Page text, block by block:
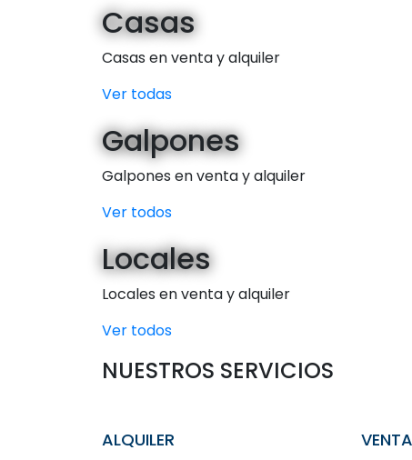
Casas
Casas en venta y alquiler
Ver todas
Galpones
Galpones en venta y alquiler
Ver todos
Locales
Locales en venta y alquiler
Ver todos
NUESTROS SERVICIOS
ALQUILER VENTA